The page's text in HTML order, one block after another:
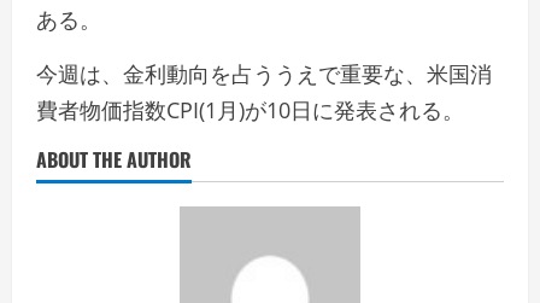
ある。
今週は、金利動向を占ううえで重要な、米国消
費者物価指数CPI(1月)が10日に発表される。
ABOUT THE AUTHOR